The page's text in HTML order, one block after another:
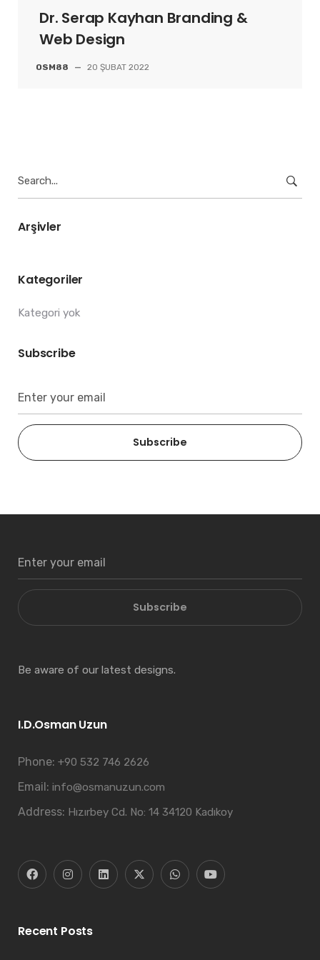
Dr. Serap Kayhan Branding &
Web Design
OSM88 — 20 ŞUBAT 2022
for:
Arşivler
Kategoriler
Kategori yok
Subscribe
Subscribe
Subscribe
Be aware of our latest designs.
I.D.Osman Uzun
Phone: +90 532 746 2626
Email: info@osmanuzun.com
Address: Hızırbey Cd. No: 14 34120 Kadıkoy
Recent Posts